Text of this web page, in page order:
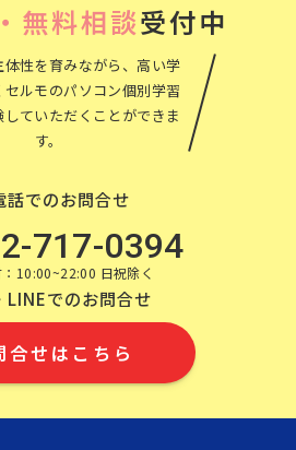
無料相談受付中
体性を育みながら、高い学
ルモのパソコン個別学習
ていただくことができま
す。
話でのお問合せ
717-0394
10:00~22:00 日祝除く
LINEでのお問合せ
合せはこちら